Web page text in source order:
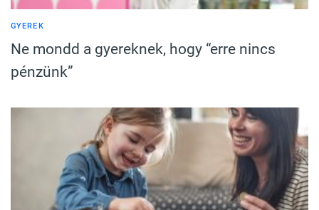
GYEREK
Ne mondd a gyereknek, hogy “erre nincs
pénzünk”